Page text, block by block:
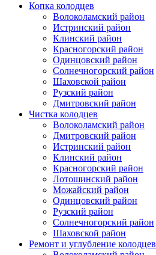
Копка колодцев
Волоколамский район
Истринский район
Клинский район
Красногорский район
Одинцовский район
Солнечногорский район
Шаховской район
Рузский район
Дмитровский район
Чистка колодцев
Волоколамский район
Дмитровский район
Истринский район
Клинский район
Красногорский район
Лотошинский район
Можайский район
Одинцовский район
Рузский район
Солнечногорский район
Шаховской район
Ремонт и углубление колодцев